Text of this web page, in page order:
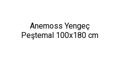
Anemoss Yengeç
Peştemal 100x180 cm